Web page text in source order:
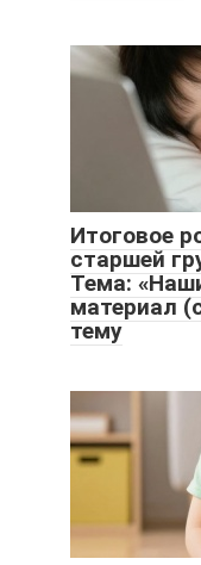
Итоговое
старшей
Тема:
материал
тему